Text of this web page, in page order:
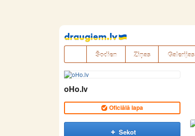
Pāriet
uz
saturu
Šodien Ziņas Galerijas
oHo.lv
Oficiālā lapa
Sekot